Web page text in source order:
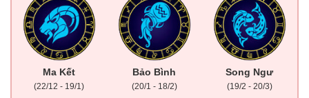
Ma Kết
(22/12 - 19/1)
Bảo Bình
(20/1 - 18/2)
Song Ngư
(19/2 - 20/3)